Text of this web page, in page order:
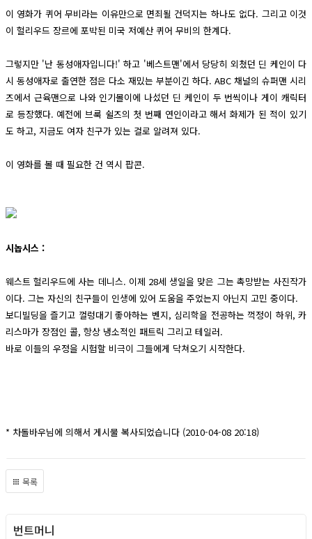
이 영화가 퀴어 무비라는 이유만으로 면죄될 건덕지는 하나도 없다. 그리고 이것
이 헐리우드 장르에 포박된 미국 저예산 퀴어 무비의 한계다.
그렇지만 '난 동성애자입니다!' 하고 '베스트맨'에서 당당히 외쳤던 딘 케인이 다
시 동성애자로 출연한 점은 다소 재밌는 부분이긴 하다. ABC 채널의 슈퍼맨 시리
즈에서 근육맨으로 나와 인기몰이에 나섰던 딘 케인이 두 번씩이나 게이 캐릭터
로 등장했다. 예전에 브룩 쉴즈의 첫 번째 연인이라고 해서 화제가 된 적이 있기
도 하고, 지금도 여자 친구가 있는 걸로 알려져 있다.
이 영화를 볼 때 필요한 건 역시 팝콘.
시놉시스 :
웨스트 헐리우드에 사는 데니스. 이제 28세 생일을 맞은 그는 촉망받는 사진작가
이다. 그는 자신의 친구들이 인생에 있어 도움을 주었는지 아닌지 고민 중이다.
보디빌딩을 즐기고 껄렁대기 좋아하는 벤지, 심리학을 전공하는 꺽정이 하위, 카
리스마가 장점인 콜, 항상 냉소적인 패트릭 그리고 테일러.
바로 이들의 우정을 시험할 비극이 그들에게 닥쳐오기 시작한다.
* 차돌바우님에 의해서 게시물 복사되었습니다 (2010-04-08 20:18)
목록
번트머니